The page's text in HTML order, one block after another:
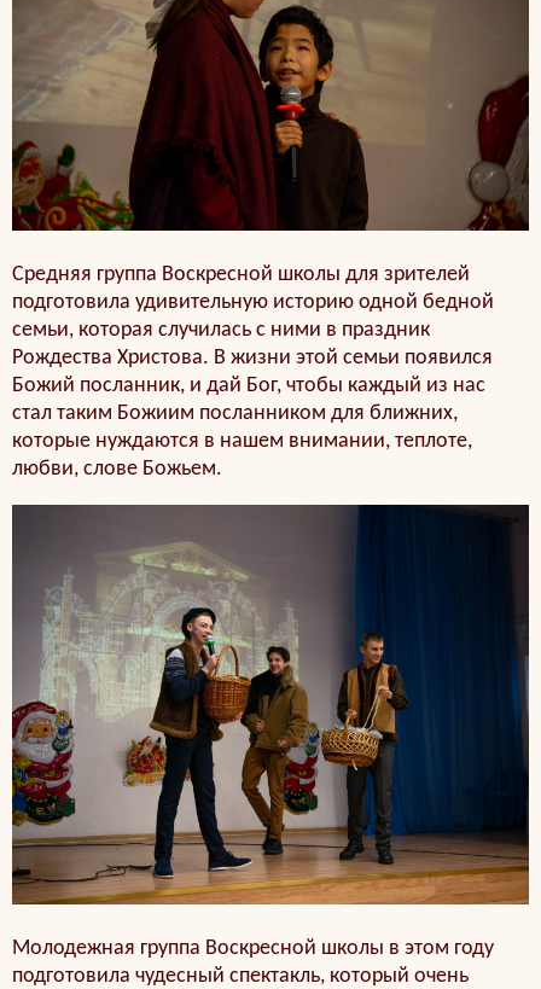
Средняя группа Воскресной школы для зрителей
подготовила удивительную историю одной бедной
семьи, которая случилась с ними в праздник
Рождества Христова. В жизни этой семьи появился
Божий посланник, и дай Бог, чтобы каждый из нас
стал таким Божиим посланником для ближних,
которые нуждаются в нашем внимании, теплоте,
любви, слове Божьем.
Молодежная группа Воскресной школы в этом году
подготовила чудесный спектакль, который очень